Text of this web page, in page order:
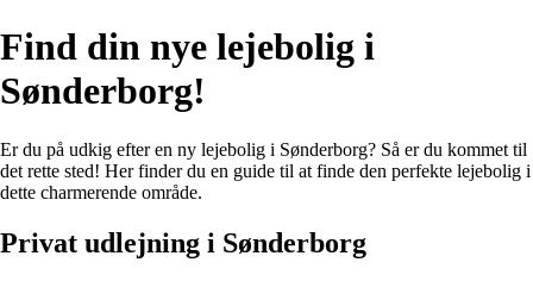
Find din nye lejebolig i
Sønderborg!
Er du på udkig efter en ny lejebolig i Sønderborg? Så er du kommet til
det rette sted! Her finder du en guide til at finde den perfekte lejebolig i
dette charmerende område.
Privat udlejning i Sønderborg